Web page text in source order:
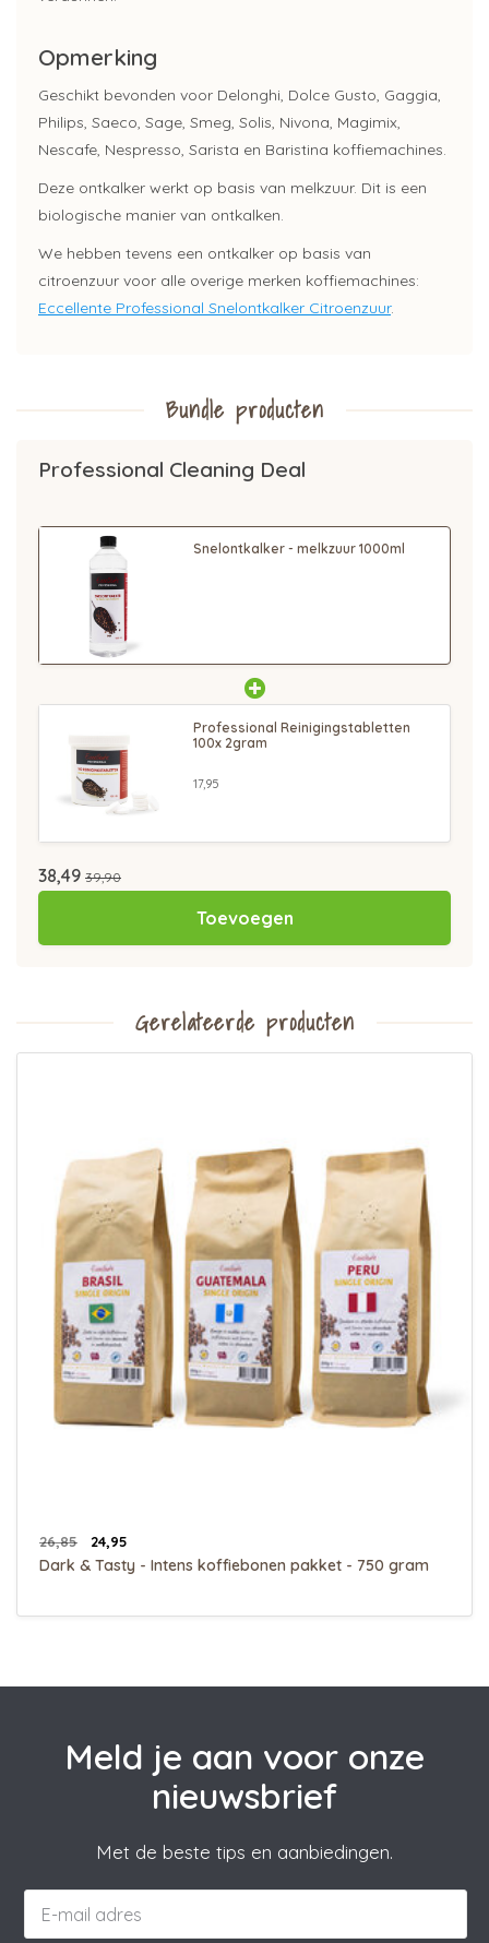
Opmerking
Geschikt bevonden voor Delonghi, Dolce Gusto, Gaggia,
Philips, Saeco, Sage, Smeg, Solis, Nivona, Magimix,
Nescafe, Nespresso, Sarista en Baristina koffiemachines.
Deze ontkalker werkt op basis van melkzuur. Dit is een
biologische manier van ontkalken.
We hebben tevens een ontkalker op basis van
citroenzuur voor alle overige merken koffiemachines:
Eccellente Professional Snelontkalker Citroenzuur.
Bundle producten
Professional Cleaning Deal
Snelontkalker - melkzuur 1000ml
Professional Reinigingstabletten
100x 2gram
17,95
38,49 39,90
Toevoegen
Gerelateerde producten
26,85 24,95
Dark & Tasty - Intens koffiebonen pakket - 750 gram
Meld je aan voor onze
nieuwsbrief
Met de beste tips en aanbiedingen.